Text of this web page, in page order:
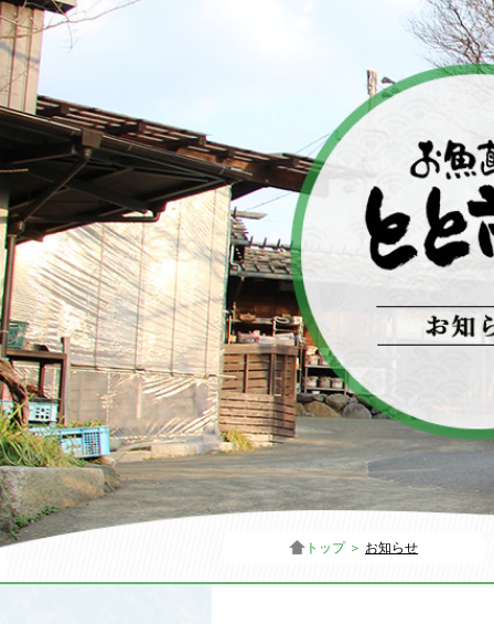
トップ ＞ お知らせ